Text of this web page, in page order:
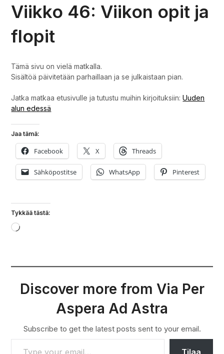
Viikko 46: Viikon opit ja
flopit
Tämä sivu on vielä matkalla.
Sisältöä päivitetään parhaillaan ja se julkaistaan pian.
Jatka matkaa etusivulle ja tutustu muihin kirjoituksiin:Uuden
alun edessä
Jaa tämä:
Facebook X Threads
Sähköpostitse WhatsApp Pinterest
Tykkää tästä:
Loading…
Discover more from Via Per
Aspera Ad Astra
Subscribe to get the latest posts sent to your email.
TYPE YOUR EMAIL…
Tilaa